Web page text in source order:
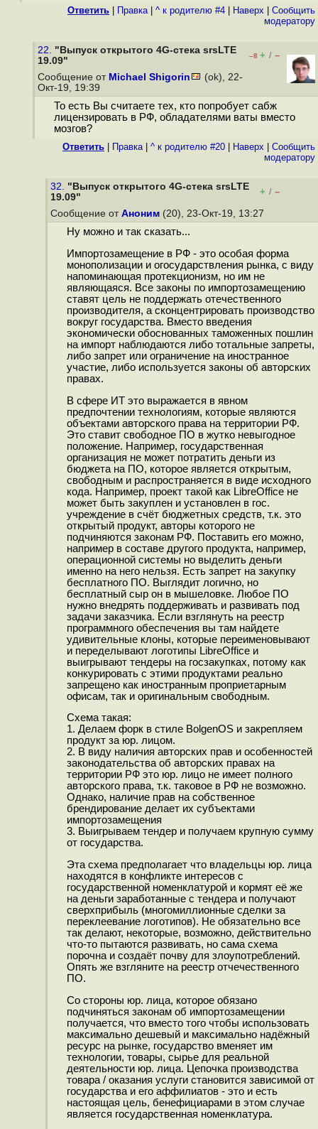
Ответить Правка| ^ к родителю #4 Наверх
Cообщить
модератору
22. "Выпуск открытого 4G-стека srsLTE
19.09"
–8 + / –
Сообщение от Michael Shigorin
(ok), 22-
Окт-19, 19:39
То есть Вы считаете тех, кто попробует сабж
лицензировать в РФ, обладателями ваты вместо
мозгов?
Ответить Правка| ^ к родителю #20 Наверх
Cообщить
модератору
32. "Выпуск открытого 4G-стека srsLTE
19.09"
+ / –
Сообщение от Аноним (20), 23-Окт-19, 13:27
Ну можно и так сказать...
Импортозамещение в РФ - это особая форма
монополизации и огосударствления рынка, с виду
напоминающая протекционизм, но им не
являющаяся. Все законы по импортозамещению
ставят цель не поддержать отечественного
производителя, а сконцентрировать производство
вокруг государства. Вместо введения
экономически обоснованных таможенных пошлин
на импорт наблюдаются либо тотальные запреты,
либо запрет или ограничение на иностранное
участие, либо используется законы об авторских
правах.
В сфере ИТ это выражается в явном
предпочтении технологиям, которые являются
объектами авторского права на территории РФ.
Это ставит свободное ПО в жутко невыгодное
положение. Например, государственная
организация не может потратить деньги из
бюджета на ПО, которое является открытым,
свободным и распространяется в виде исходного
кода. Например, проект такой как LibreOffice не
может быть закуплен и установлен в гос.
учреждение в счёт бюджетных средств, т.к. это
открытый продукт, авторы которого не
подчиняются законам РФ. Поставить его можно,
например в составе другого продукта, например,
операционной системы но выделить деньги
именно на него нельзя. Есть запрет на закупку
бесплатного ПО. Выглядит логично, но
бесплатный сыр он в мышеловке. Любое ПО
нужно внедрять поддерживать и развивать под
задачи заказчика. Если взглянуть на реестр
программного обеспечения вы там найдете
удивительные клоны, которые переименовывают
и переделывают логотипы LibreOffice и
выигрывают тендеры на госзакупках, потому как
конкурировать с этими продуктами реально
запрещено как иностранным проприетарным
офисам, так и оригинальным свободным.
Схема такая:
1. Делаем форк в стиле BolgenOS и закрепляем
продукт за юр. лицом.
2. В виду наличия авторских прав и особенностей
законодательства об авторских правах на
территории РФ это юр. лицо не имеет полного
авторского права, т.к. таковое в РФ не возможно.
Однако, наличие прав на собственное
брендирование делает их субъектами
импортозамещения
3. Выигрываем тендер и получаем крупную сумму
от государства.
Эта схема предполагает что владельцы юр. лица
находятся в конфликте интересов с
государственной номенклатурой и кормят её же
на деньги заработанные с тендера и получают
сверхприбыль (многомиллионные сделки за
переклеевание логотипов). Не обязательно все
так делают, некоторые, возможно, действительно
что-то пытаются развивать, но сама схема
порочна и создаёт почву для злоупотреблений.
Опять же взгляните на реестр отчечественного
ПО.
Со стороны юр. лица, которое обязано
подчиняться законам об импортозамещении
получается, что вместо того чтобы использовать
максимально дешевый и максимально надёжный
ресурс на рынке, государство вменяет им
технологии, товары, сырье для реальной
деятельности юр. лица. Цепочка производства
товара / оказания услуги становится зависимой от
государства и его аффилиатов - это и есть
настоящая цель, бенефициарами в этом случае
является государственная номенклатура.